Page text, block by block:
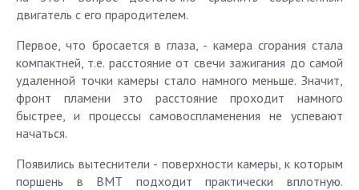
двигатель с его прародителем.
Первое, что бросается в глаза, - камера сгорания стала
компактней, т.е. расстояние от свечи зажигания до самой
удаленной точки камеры стало намного меньше. Значит,
фронт пламени это расстояние проходит намного
быстрее, и процессы самовоспламенения не успевают
начаться.
Появились вытеснители - поверхности камеры, к которым
поршень в ВМТ подходит практически вплотную.